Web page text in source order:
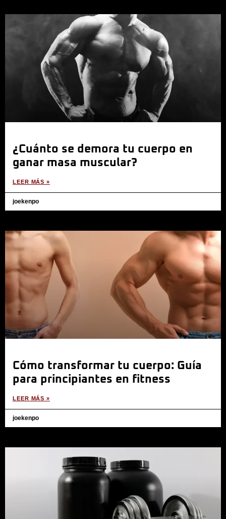
¿Cuánto se demora tu cuerpo en
ganar masa muscular?
LEER MÁS »
joekenpo
Cómo transformar tu cuerpo: Guía
para principiantes en fitness
LEER MÁS »
joekenpo